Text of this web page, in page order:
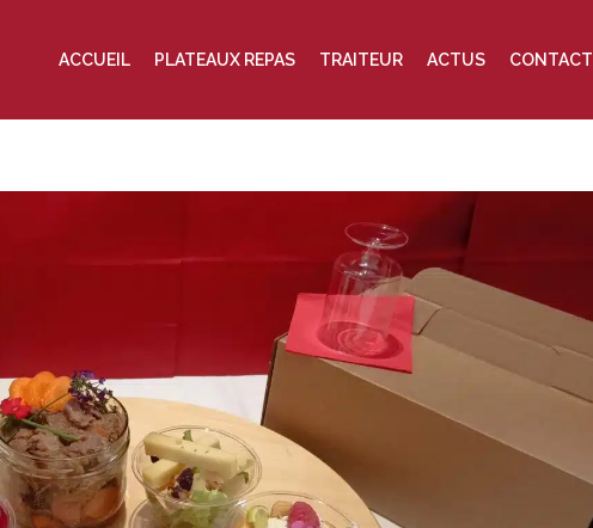
ACCUEIL PLATEAUX REPAS TRAITEUR ACTUS CONTACT